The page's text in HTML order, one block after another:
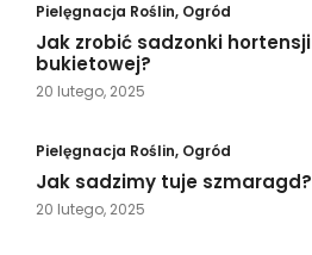
Pielęgnacja Roślin, Ogród
Jak zrobić sadzonki hortensji
bukietowej?
20 lutego, 2025
Pielęgnacja Roślin, Ogród
Jak sadzimy tuje szmaragd?
20 lutego, 2025